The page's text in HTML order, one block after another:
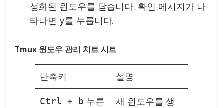
성화된 윈도우를 닫습니다. 확인 메시지가 나
타나면 y를 누릅니다.
Tmux 윈도우 관리 치트 시트
단축키 설명
Ctrl + b 누른
새 윈도우를 생